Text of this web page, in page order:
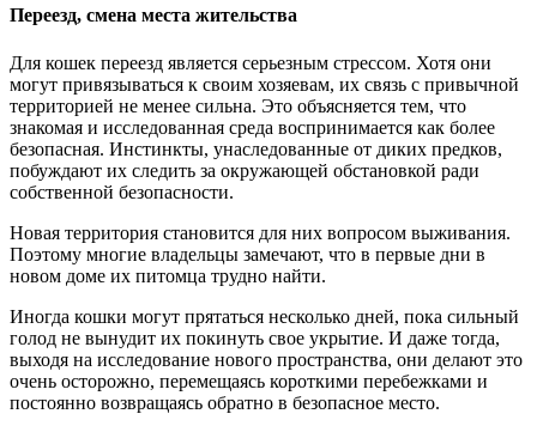
Переезд, смена места жительства
Для кошек переезд является серьезным стрессом. Хотя они
могут привязываться к своим хозяевам, их связь с привычной
территорией не менее сильна. Это объясняется тем, что
знакомая и исследованная среда воспринимается как более
безопасная. Инстинкты, унаследованные от диких предков,
побуждают их следить за окружающей обстановкой ради
собственной безопасности.
Новая территория становится для них вопросом выживания.
Поэтому многие владельцы замечают, что в первые дни в
новом доме их питомца трудно найти.
Иногда кошки могут прятаться несколько дней, пока сильный
голод не вынудит их покинуть свое укрытие. И даже тогда,
выходя на исследование нового пространства, они делают это
очень осторожно, перемещаясь короткими перебежками и
постоянно возвращаясь обратно в безопасное место.